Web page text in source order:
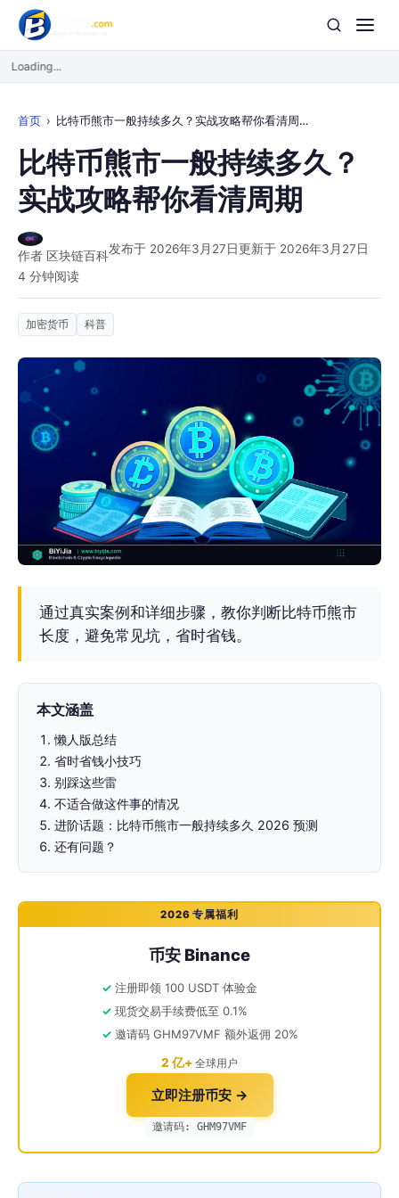
Loading...
首页 比特币熊市一般持续多久？实战攻略帮你看清周期
比特币熊市一般持续多久？
实战攻略帮你看清周期
作者 区块链百科发布于 2026年3月27日更新于 2026年3月27日
4 分钟阅读
加密货币 科普
通过真实案例和详细步骤，教你判断比特币熊市
长度，避免常见坑，省时省钱。
本文涵盖
懒人版总结
省时省钱小技巧
别踩这些雷
不适合做这件事的情况
进阶话题：比特币熊市一般持续多久 2026 预测
还有问题？
2026 专属福利
币安 Binance
注册即领 100 USDT 体验金
现货交易手续费低至 0.1%
邀请码 GHM97VMF 额外返佣 20%
2 亿+ 全球用户
立即注册币安 →
邀请码: GHM97VMF